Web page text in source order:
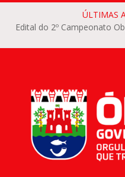
ÚLTIMAS
Edital do 2º Campeonato